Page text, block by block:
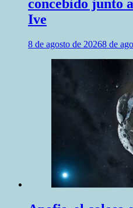
concebido junto
Ive
8 de agosto de 20268 de